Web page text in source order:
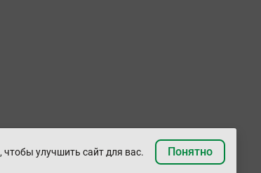
, чтобы улучшить сайт для вас. Понятно